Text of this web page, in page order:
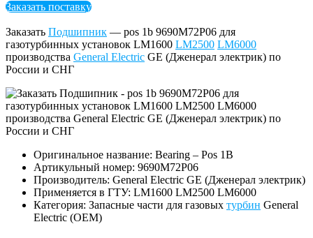
Заказать поставку
Заказать Подшипник — pos 1b 9690M72P06 для
газотурбинных установок LM1600 LM2500 LM6000
производства General Electric GE (Дженерал электрик) по
России и СНГ
Оригинальное название: Bearing – Pos 1B
Артикульный номер: 9690M72P06
Производитель: General Electric GE (Дженерал электрик)
Применяется в ГТУ: LM1600 LM2500 LM6000
Категория: Запасные части для газовых турбин General
Electric (OEM)